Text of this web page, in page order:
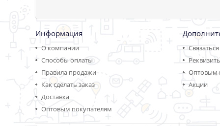
Информация
О компании
Способы оплаты
Правила продажи
Как сделать заказ
Доставка
Оптовым покупателям
Оптовым
Акции